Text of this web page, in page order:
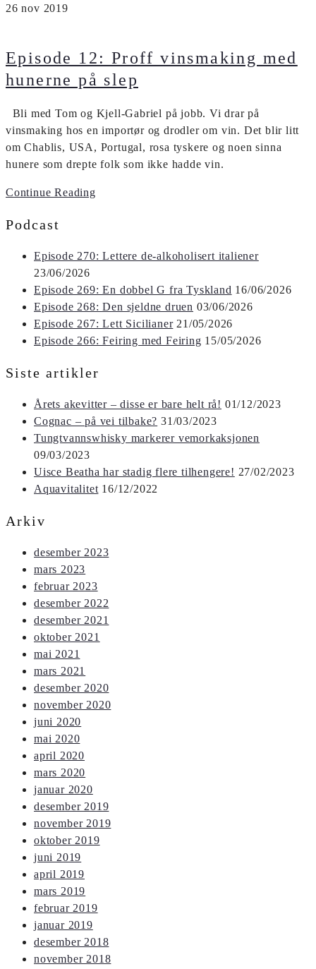
26 nov 2019
Episode 12: Proff vinsmaking med
hunerne på slep
Bli med Tom og Kjell-Gabriel på jobb. Vi drar på
vinsmaking hos en importør og drodler om vin. Det blir litt
om Chablis, USA, Portugal, rosa tyskere og noen sinna
hunere som drepte folk som ikke hadde vin.
Continue Reading
Podcast
Episode 270: Lettere de-alkoholisert italiener
23/06/2026
Episode 269: En dobbel G fra Tyskland 16/06/2026
Episode 268: Den sjeldne druen 03/06/2026
Episode 267: Lett Sicilianer 21/05/2026
Episode 266: Feiring med Feiring 15/05/2026
Siste artikler
Årets akevitter – disse er bare helt rå! 01/12/2023
Cognac – på vei tilbake? 31/03/2023
Tungtvannswhisky markerer vemorkaksjonen
09/03/2023
Uisce Beatha har stadig flere tilhengere! 27/02/2023
Aquavitalitet 16/12/2022
Arkiv
desember 2023
mars 2023
februar 2023
desember 2022
desember 2021
oktober 2021
mai 2021
mars 2021
desember 2020
november 2020
juni 2020
mai 2020
april 2020
mars 2020
januar 2020
desember 2019
november 2019
oktober 2019
juni 2019
april 2019
mars 2019
februar 2019
januar 2019
desember 2018
november 2018